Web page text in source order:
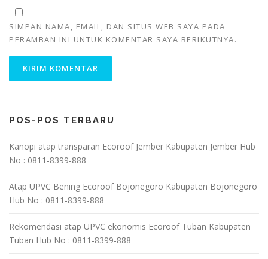
SIMPAN NAMA, EMAIL, DAN SITUS WEB SAYA PADA
PERAMBAN INI UNTUK KOMENTAR SAYA BERIKUTNYA.
POS-POS TERBARU
Kanopi atap transparan Ecoroof Jember Kabupaten Jember Hub
No : 0811-8399-888
Atap UPVC Bening Ecoroof Bojonegoro Kabupaten Bojonegoro
Hub No : 0811-8399-888
Rekomendasi atap UPVC ekonomis Ecoroof Tuban Kabupaten
Tuban Hub No : 0811-8399-888